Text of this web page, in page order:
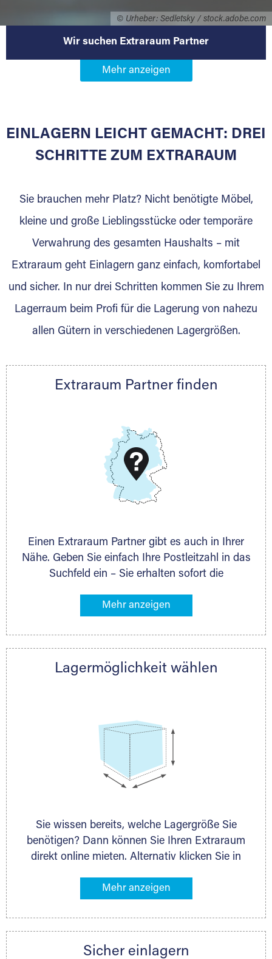
© Urheber: Sedletsky / stock.adobe.com
Wir suchen Extraraum Partner
Werden Sie Extraraum Partner in
Sie bieten Kunden Lagerraum zur Miete, der
für die Einlagerung von Umzugsgut gebaut
Lagerkunden und Vermietungen.
Ihre Vorteile als Extraraum Partner:
Marktgerechte Preise
Digitale Buchungsplattform
Gewinnung von Neukunden
Nachricht.
Telefon:+49 6145 5442 - 404
DMG Aktiengesellschaft
www.dmg-ag.com
EINLAGERN LEICHT GEMACHT: DREI
SCHRITTE ZUM EXTRARAUM
Sie brauchen mehr Platz? Nicht benötigte Möbel,
kleine und große Lieblingsstücke oder temporäre
Verwahrung des gesamten Haushalts – mit
Extraraum geht Einlagern ganz einfach, komfortabel
und sicher. In nur drei Schritten kommen Sie zu Ihrem
Lagerraum beim Profi für die Lagerung von nahezu
allen Gütern in verschiedenen Lagergrößen.
Extraraum Partner finden
Einen Extraraum Partner gibt es auch in Ihrer
Nähe. Geben Sie einfach Ihre Postleitzahl in das
Suchfeld ein – Sie erhalten sofort die
Lagermöglichkeiten in Ihrer Nähe. An zahlreichen
direkt online mieten. Gibt es Extraraum noch
nächstgelegenen Partner und besprechen alles
Lagermöglichkeit wählen
Sie wissen bereits, welche Lagergröße Sie
benötigen? Dann können Sie Ihren Extraraum
direkt online mieten. Alternativ klicken Sie in
Gegenstände an, die Sie einlagern möchten –
ermittelt. Natürlich steht Ihnen Ihr Extraraum
persönlich hinsichtlich Lagervolumen und zu
Sicher einlagern